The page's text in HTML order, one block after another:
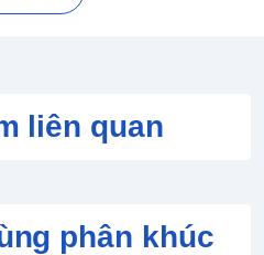
trận đấu của bạn đến với
liên quan
phân khúc